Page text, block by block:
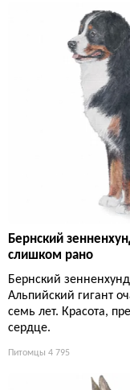
Бернский
слишком рано
Бернский
Альпийский гигант
семь лет. Красота,
сердце.
Питомцы 4 795